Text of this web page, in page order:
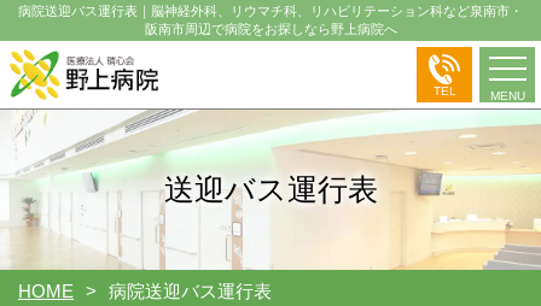
病院送迎バス運行表｜脳神経外科、リウマチ科、リハビリテーション科など泉南市・
阪南市周辺で病院をお探しなら野上病院へ
MENU
TEL
送迎バス運行表
HOME 病院送迎バス運行表